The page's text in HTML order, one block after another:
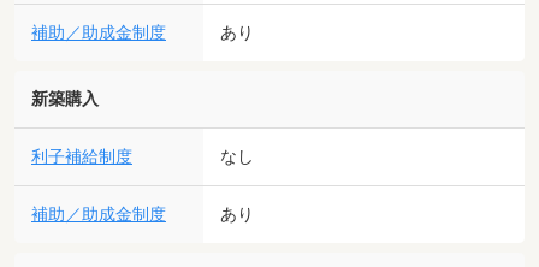
補助／助成金制度 あり
新築購入
利子補給制度 なし
補助／助成金制度 あり